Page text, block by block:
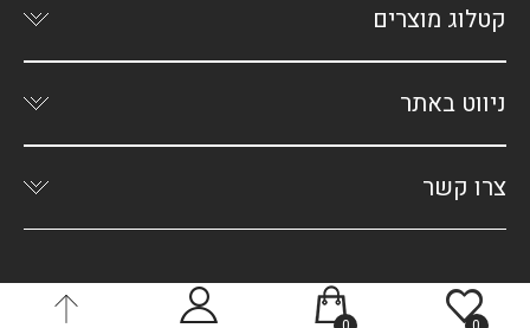
קטלוג מוצרים
ניווט באתר
צרו קשר